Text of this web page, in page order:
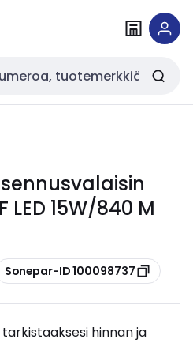
LED 15W/840 M
Sonepar-ID 100098737
hinnan ja